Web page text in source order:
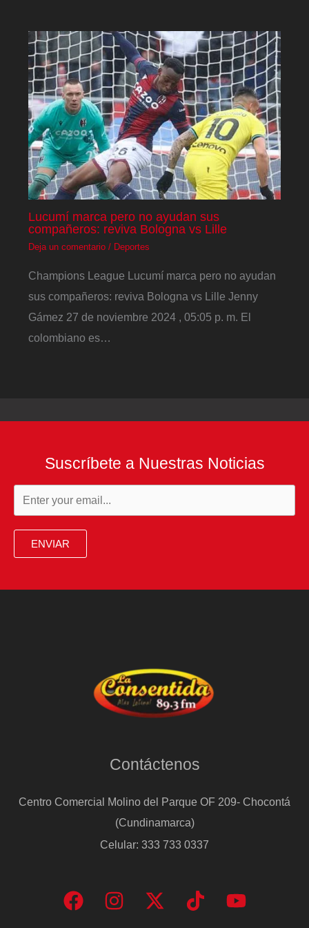
Lucumí marca pero no ayudan sus
compañeros: reviva Bologna vs Lille
Deja un comentario / Deportes
Champions League Lucumí marca pero no ayudan
sus compañeros: reviva Bologna vs Lille Jenny
Gámez 27 de noviembre 2024 , 05:05 p. m. El
colombiano es…
Suscríbete a Nuestras Noticias
ENVIAR
Contáctenos
Centro Comercial Molino del Parque OF 209- Chocontá
(Cundinamarca)
Celular: 333 733 0337